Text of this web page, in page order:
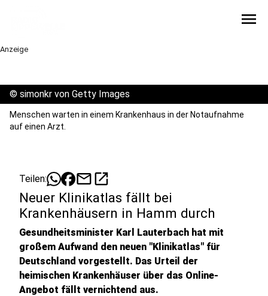
menu
Anzeige
© simonkr von Getty Images
Menschen warten in einem Krankenhaus in der Notaufnahme
auf einen Arzt.
Teilen: mailopen_in_new
Neuer Klinikatlas fällt bei
Krankenhäusern in Hamm durch
Gesundheitsminister Karl Lauterbach hat mit
großem Aufwand den neuen "Klinikatlas" für
Deutschland vorgestellt. Das Urteil der
heimischen Krankenhäuser über das Online-
Angebot fällt vernichtend aus.